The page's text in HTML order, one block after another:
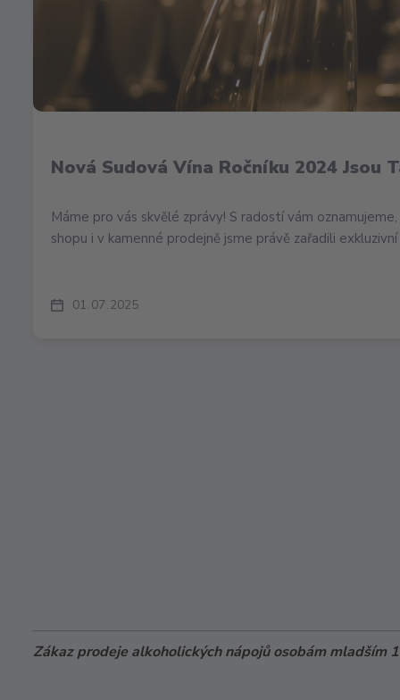
01 07 2025
Nová Sudová Vína Ročníku 2024 Jsou
Máme pro vás skvělé zprávy! S radostí vám
shopu i v kamenné prodejně jsme právě zařadili
Zákaz prodeje alkoholických nápojů osobám mladším